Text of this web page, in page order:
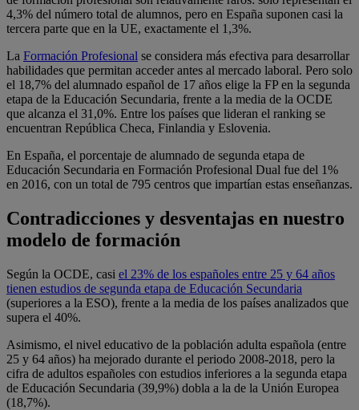
4,3% del número total de alumnos, pero en España suponen casi la
tercera parte que en la UE, exactamente el 1,3%.
La Formación Profesional se considera más efectiva para desarrollar
habilidades que permitan acceder antes al mercado laboral. Pero solo
el 18,7% del alumnado español de 17 años elige la FP en la segunda
etapa de la Educación Secundaria, frente a la media de la OCDE
que alcanza el 31,0%. Entre los países que lideran el ranking se
encuentran República Checa, Finlandia y Eslovenia.
En España, el porcentaje de alumnado de segunda etapa de
Educación Secundaria en Formación Profesional Dual fue del 1%
en 2016, con un total de 795 centros que impartían estas enseñanzas.
Contradicciones y desventajas en nuestro
modelo de formación
Según la OCDE, casi el 23% de los españoles entre 25 y 64 años
tienen estudios de segunda etapa de Educación Secundaria
(superiores a la ESO), frente a la media de los países analizados que
supera el 40%.
Asimismo, el nivel educativo de la población adulta española (entre
25 y 64 años) ha mejorado durante el periodo 2008-2018, pero la
cifra de adultos españoles con estudios inferiores a la segunda etapa
de Educación Secundaria (39,9%) dobla a la de la Unión Europea
(18,7%).